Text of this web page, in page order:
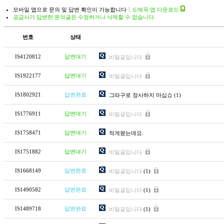
모바일 앱으로 문의 및 답변 확인이 가능합니다
도매꾹 앱 다운로드
공급사가 답변한 문의글은 수정하거나 삭제할 수 없습니다.
번호 상태
IS4120812 답변대기 비밀글입니다
IS1922177 답변대기 비밀글입니다
IS1802921 답변완료 그따구로 장사하지 마십쇼 (1)
IS1776911 답변대기 비밀글입니다
IS1758471 답변대기 적게왔는데요.
IS1751882 답변대기 비밀글입니다
IS1668149 답변완료 비밀글입니다 (1)
IS1490582 답변완료 비밀글입니다 (1)
IS1489718 답변완료 비밀글입니다 (1)